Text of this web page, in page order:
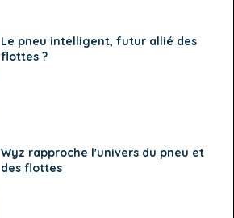
Le pneu intelligent, futur allié des
flottes ?
Wyz rapproche l'univers du pneu et
des flottes